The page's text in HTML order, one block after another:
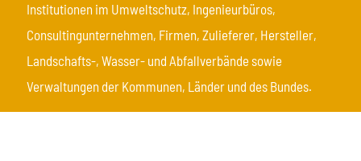
Institutionen im Umweltschutz, Ingenieurbüros,
Consultingunternehmen, Firmen, Zulieferer, Hersteller,
Landschafts-, Wasser- und Abfallverbände sowie
Verwaltungen der Kommunen, Länder und des Bundes.